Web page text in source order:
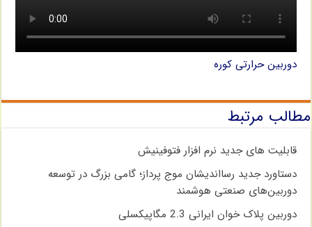
دوربین حرارتی کوره
مطالب مرتبط
قابلیت های جدید نرم افزار فتوفینیش
دستاورد جدید رسااندیشان موج پرداز؛ گامی بزرگ در توسعه
دوربین‌های صنعتی هوشمند
دوربین پلاک خوان ایرانی 2.3 مگاپیکسلی